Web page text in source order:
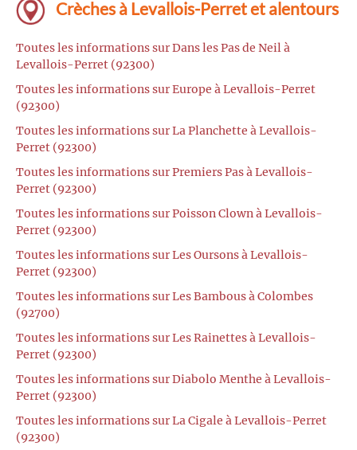
Crèches à Levallois-Perret et alentours
Toutes les informations sur Dans les Pas de Neil à
Levallois-Perret (92300)
Toutes les informations sur Europe à Levallois-Perret
(92300)
Toutes les informations sur La Planchette à Levallois-
Perret (92300)
Toutes les informations sur Premiers Pas à Levallois-
Perret (92300)
Toutes les informations sur Poisson Clown à Levallois-
Perret (92300)
Toutes les informations sur Les Oursons à Levallois-
Perret (92300)
Toutes les informations sur Les Bambous à Colombes
(92700)
Toutes les informations sur Les Rainettes à Levallois-
Perret (92300)
Toutes les informations sur Diabolo Menthe à Levallois-
Perret (92300)
Toutes les informations sur La Cigale à Levallois-Perret
(92300)